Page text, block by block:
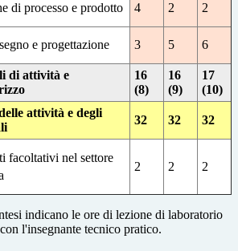
di processo e prodotto 4 2 2
e progettazione 3 5 6
di attività e
16
(8)
16
(9)
17
(10)
attività e degli
32 32 32
facoltativi nel settore
2 2 2
indicano le ore di lezione di laboratorio
l'insegnante tecnico pratico.